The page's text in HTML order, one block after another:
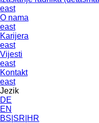
east
O nama
east
Karijera
east
Vijesti
east
Kontakt
east
Jezik
DE
EN
BS|SR|HR